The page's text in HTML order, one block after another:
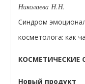
Николаева Н.Н.
Синдром
косметолога: как
КОСМЕТИЧЕСКИЕ
Новый продукт